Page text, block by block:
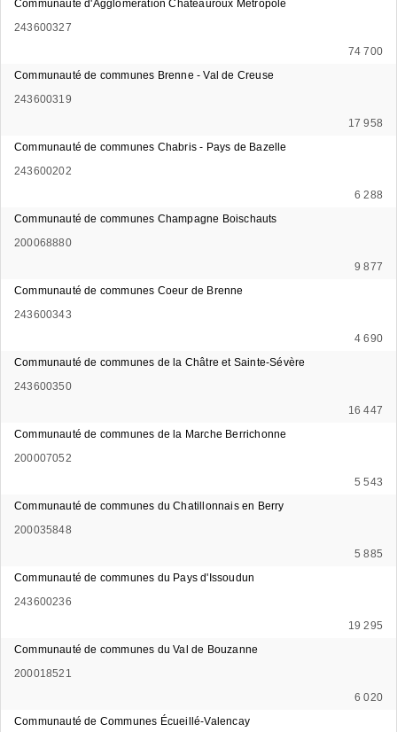
Communauté d'Agglomération Châteauroux Métropole
243600327
74 700
Communauté de communes Brenne - Val de Creuse
243600319
17 958
Communauté de communes Chabris - Pays de Bazelle
243600202
6 288
Communauté de communes Champagne Boischauts
200068880
9 877
Communauté de communes Coeur de Brenne
243600343
4 690
Communauté de communes de la Châtre et Sainte-Sévère
243600350
16 447
Communauté de communes de la Marche Berrichonne
200007052
5 543
Communauté de communes du Chatillonnais en Berry
200035848
5 885
Communauté de communes du Pays d'Issoudun
243600236
19 295
Communauté de communes du Val de Bouzanne
200018521
6 020
Communauté de Communes Écueillé-Valencay